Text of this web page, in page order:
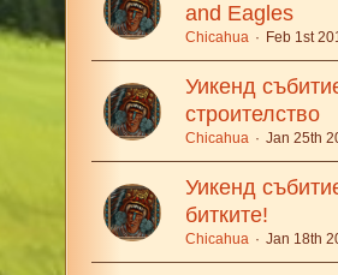
and Eagles
Chicahua Feb 1st
Уикенд
строителство
Chicahua Jan 25th
Уикенд
битките!
Chicahua Jan 18th